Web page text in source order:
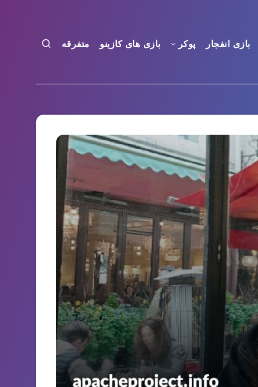
بازی انفجار پوکر بازی های کازینو متفرقه